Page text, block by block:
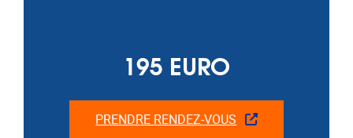
195 EURO
PRENDRE RENDEZ-VOUS